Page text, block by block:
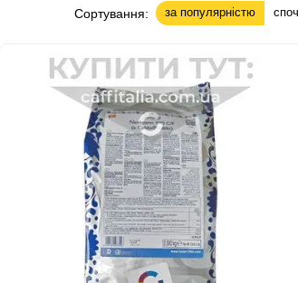
Сортування: за популярністю